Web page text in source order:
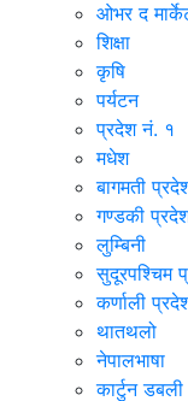
ओभर द
शिक्षा
कृषि
पर्यटन
प्रदेश नं. १
मधेश
बागमती
गण्डकी
लुम्बिनी
सुदूरपश्चिम
कर्णाली
थातथलो
नेपालभाषा
कार्टुन डबली